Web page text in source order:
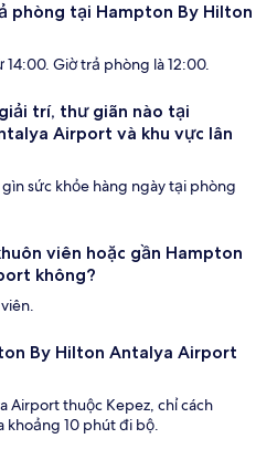
phòng tại Hampton By Hilton
Giờ trả phòng là 12:00.
trí, thư giãn nào tại
Airport và khu vực lân
sức khỏe hàng ngày tại phòng
viên hoặc gần Hampton
không?
By Hilton Antalya Airport
Airport thuộc Kepez, chỉ cách
khoảng 10 phút đi bộ.